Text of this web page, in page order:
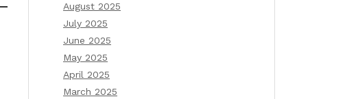
August 2025
July 2025
June 2025
May 2025
April 2025
March 2025